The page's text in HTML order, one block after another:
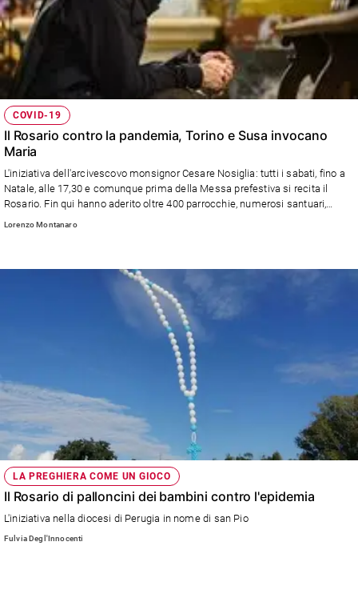
COVID-19
Il Rosario contro la pandemia, Torino e Susa invocano
Maria
L'iniziativa dell'arcivescovo monsignor Cesare Nosiglia: tutti i sabati, fino a
Natale, alle 17,30 e comunque prima della Messa prefestiva si recita il
Rosario. Fin qui hanno aderito oltre 400 parrocchie, numerosi santuari,
decine di monasteri maschili e femminili, cittadelle della carità come il
Lorenzo Montanaro
LA PREGHIERA COME UN GIOCO
Il Rosario di palloncini dei bambini contro l'epidemia
L'iniziativa nella diocesi di Perugia in nome di san Pio
Fulvia Degl'Innocenti